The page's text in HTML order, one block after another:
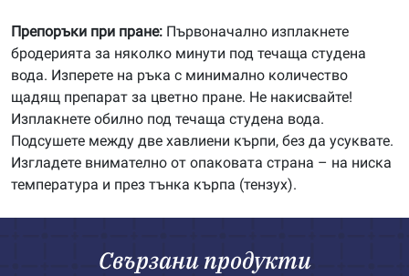
Препоръки при пране: Първоначално изплакнете
бродерията за няколко минути под течаща студена
вода. Изперете на ръка с минимално количество
щадящ препарат за цветно пране. Не накисвайте!
Изплакнете обилно под течаща студена вода.
Подсушете между две хавлиени кърпи, без да усуквате.
Изгладете внимателно от опаковата страна – на ниска
температура и през тънка кърпа (тензух).
Свързани продукти